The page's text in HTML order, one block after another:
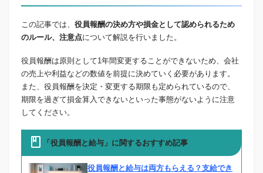
この記事では、 役員報酬の決め方や損金として認められるため
のルール、注意点について解説を行いました。
役員報酬は原則として1年間変更することができないため、会社
の売上や利益などの数値を前提に決めていく必要があります。
また、役員報酬を決定・変更する期限も定められているので、
期限を過ぎて損金算入できないといった事態がないように注意
してください。
「役員報酬と給与」に関するおすすめ記事
役員報酬と給与は両方もらえる？支給でき